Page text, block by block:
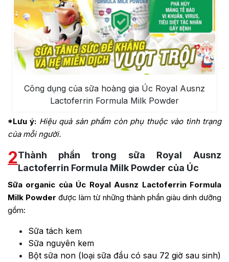
Công dụng của sữa hoàng gia Úc Royal Ausnz
Lactoferrin Formula Milk Powder
*Lưu ý: Hiệu quả sản phẩm còn phụ thuộc vào tình trạng
của mỗi người.
2Thành phần trong sữa Royal Ausnz
Lactoferrin Formula Milk Powder của Úc
Sữa organic của Úc Royal Ausnz Lactoferrin Formula
Milk Powder được làm từ những thành phần giàu dinh dưỡng
gồm:
Sữa tách kem
Sữa nguyên kem
Bột sữa non (loại sữa đầu có sau 72 giờ sau sinh)